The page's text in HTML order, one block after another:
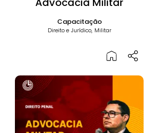
Capacitação
Direito e Jurídico, Militar